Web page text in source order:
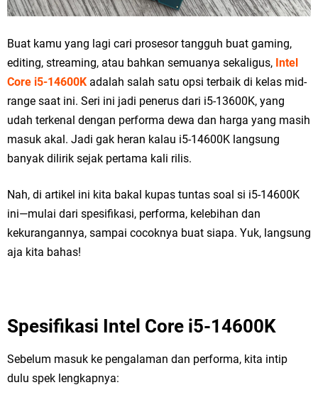
Buat kamu yang lagi cari prosesor tangguh buat gaming,
editing, streaming, atau bahkan semuanya sekaligus, Intel
Core i5-14600K adalah salah satu opsi terbaik di kelas mid-
range saat ini. Seri ini jadi penerus dari i5-13600K, yang
udah terkenal dengan performa dewa dan harga yang masih
masuk akal. Jadi gak heran kalau i5-14600K langsung
banyak dilirik sejak pertama kali rilis.
Nah, di artikel ini kita bakal kupas tuntas soal si i5-14600K
ini—mulai dari spesifikasi, performa, kelebihan dan
kekurangannya, sampai cocoknya buat siapa. Yuk, langsung
aja kita bahas!
Spesifikasi Intel Core i5-14600K
Sebelum masuk ke pengalaman dan performa, kita intip
dulu spek lengkapnya: